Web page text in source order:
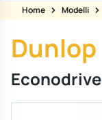
Home Modelli
Dunlop
Econodrive